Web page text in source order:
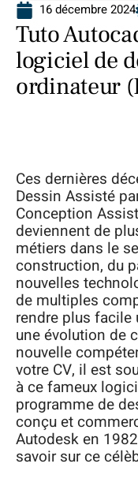
16 décembre 2024
Tuto
logiciel de
ordinateur
Ces dernières
Dessin Assisté
Conception
deviennent de
métiers dans le
construction, du
nouvelles
de multiples
rendre plus facile
une évolution de
nouvelle
votre CV, il est
à ce fameux
programme de
conçu et
Autodesk en
savoir sur ce